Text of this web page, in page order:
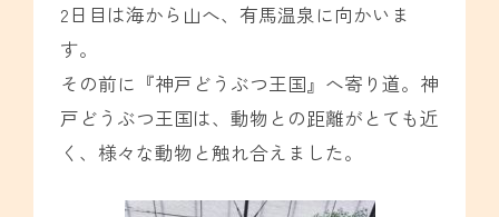
2日目は海から山へ、有馬温泉に向かいま
す。
その前に『神戸どうぶつ王国』へ寄り道。神
戸どうぶつ王国は、動物との距離がとても近
く、様々な動物と触れ合えました。